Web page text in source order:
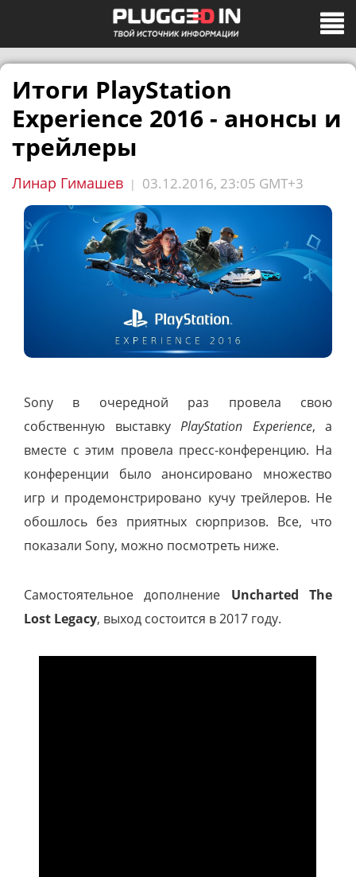
Итоги PlayStation
Experience 2016 - анонсы и
трейлеры
Линар Гимашев | 03.12.2016, 23:05 GMT+3
Sony в очередной раз провела свою
собственную выставку PlayStation Experience, а
вместе с этим провела пресс-конференцию. На
конференции было анонсировано множество
игр и продемонстрировано кучу трейлеров. Не
обошлось без приятных сюрпризов. Все, что
показали Sony, можно посмотреть ниже.
Самостоятельное дополнение Uncharted The
Lost Legacy, выход состоится в 2017 году.